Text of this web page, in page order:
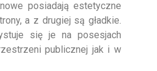
posiadają estetyczne
a z drugiej są gładkie.
się je na posesjach
publicznej jak i w